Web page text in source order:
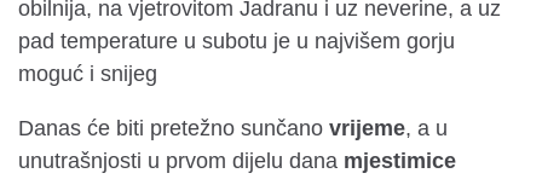
obilnija, na vjetrovitom Jadranu i uz neverine, a uz
pad temperature u subotu je u najvišem gorju
moguć i snijeg
Danas će biti pretežno sunčano vrijeme, a u
unutrašnjosti u prvom dijelu dana mjestimice